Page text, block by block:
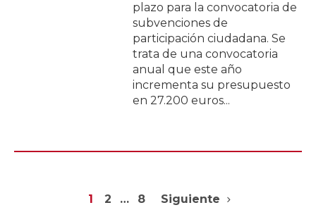
plazo para la convocatoria de
subvenciones de
participación ciudadana. Se
trata de una convocatoria
anual que este año
incrementa su presupuesto
en 27.200 euros...
1 2 … 8 Siguiente